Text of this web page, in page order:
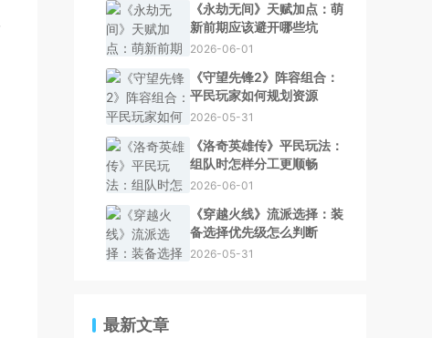
《永劫无间》天赋加点：萌
新前期应该避开哪些坑
2026-06-01
《守望先锋2》阵容组合：
平民玩家如何规划资源
2026-05-31
《洛奇英雄传》平民玩法：
组队时怎样分工更顺畅
2026-06-01
《穿越火线》流派选择：装
备选择优先级怎么判断
2026-05-31
最新文章